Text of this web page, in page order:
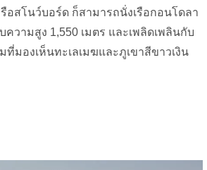
อสโนว์บอร์ด ก็สามารถนั่งเรือกอนโดลา
วามสูง 1,550 เมตร และเพลิดเพลินกับ
มองเห็นทะเลเมฆและภูเขาสีขาวเงิน